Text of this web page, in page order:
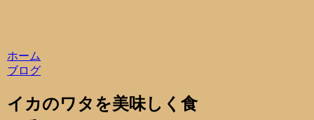
ホーム
ブログ
イカのワタを美味しく食